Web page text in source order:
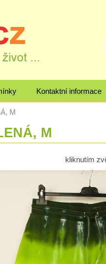
Kontaktní informace
M
M
kliknutím